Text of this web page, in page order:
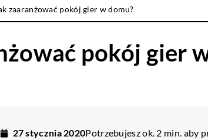
zaaranżować pokój gier w domu?
pokój gier
27 stycznia 2020Potrzebujesz ok. 2 min. aby